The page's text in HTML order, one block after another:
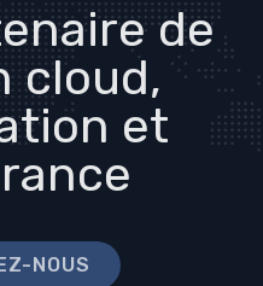
de
cloud,
et
NOUS